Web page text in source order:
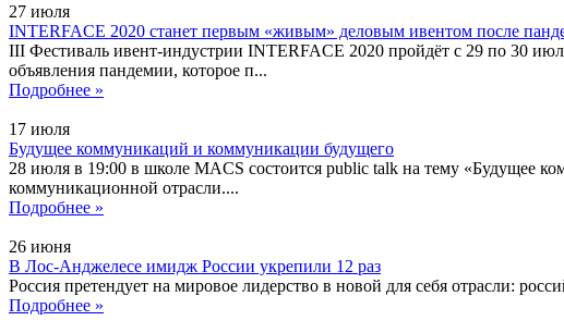
27 июля
INTERFACE 2020 станет первым «живым» деловым ивентом после
III Фестиваль ивент-индустрии INTERFACE 2020 пройдёт с 29 по 30
объявления пандемии, которое п...
Подробнее »
17 июля
Будущее коммуникаций и коммуникации будущего
28 июля в 19:00 в школе MACS состоится public talk на тему «Будущее
коммуникационной отрасли....
Подробнее »
26 июня
В Лос-Анджелесе имидж России укрепили 12 раз
Россия претендует на мировое лидерство в новой для себя отрасли:
Подробнее »